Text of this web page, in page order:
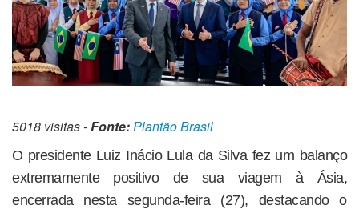
5018 visitas -Fonte: Plantão Brasil
O presidente Luiz Inácio Lula da Silva fez um balanço
extremamente positivo de sua viagem à Ásia,
encerrada nesta segunda-feira (27), destacando o